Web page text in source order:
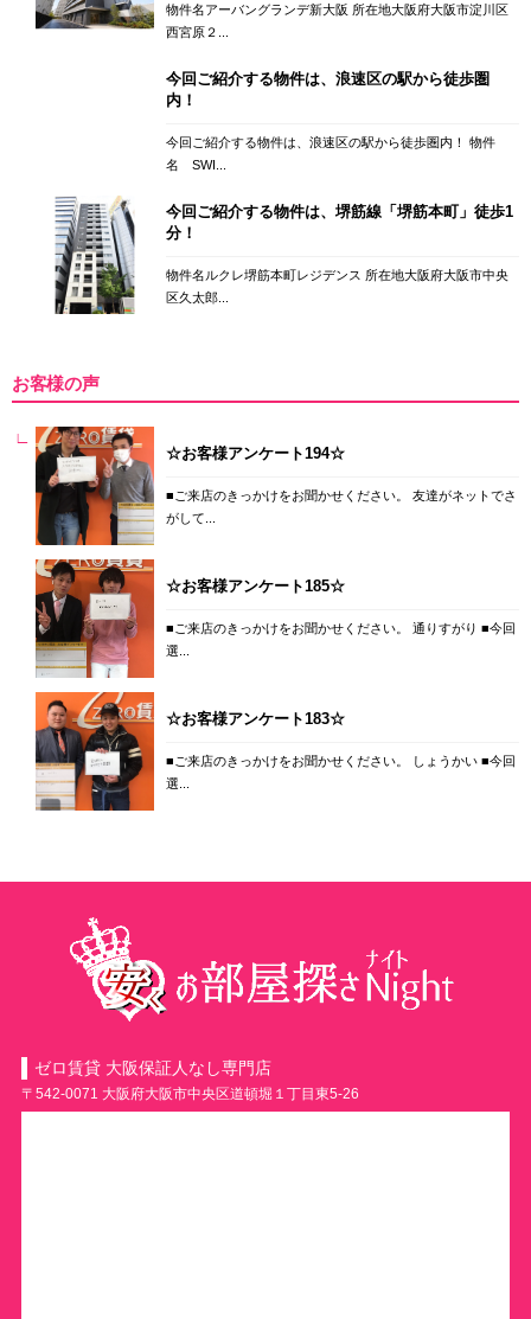
物件名アーバングランデ新大阪 所在地大阪府大阪市淀川区
西宮原２...
今回ご紹介する物件は、浪速区の駅から徒歩圏
内！
今回ご紹介する物件は、浪速区の駅から徒歩圏内！ 物件
名 SWI...
今回ご紹介する物件は、堺筋線「堺筋本町」徒歩1
分！
物件名ルクレ堺筋本町レジデンス 所在地大阪府大阪市中央
区久太郎...
お客様の声
☆お客様アンケート194☆
■ご来店のきっかけをお聞かせください。 友達がネットでさ
がして...
☆お客様アンケート185☆
■ご来店のきっかけをお聞かせください。 通りすがり ■今回
選...
☆お客様アンケート183☆
■ご来店のきっかけをお聞かせください。 しょうかい ■今回
選...
ゼロ賃貸 大阪保証人なし専門店
〒542-0071 大阪府大阪市中央区道頓堀１丁目東5-26